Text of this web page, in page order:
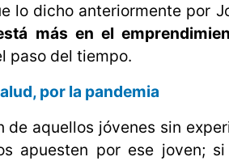
lo dicho anteriormente por
más en el
paso del tiempo.
por la pandemia
aquellos jóvenes sin
por ese joven;